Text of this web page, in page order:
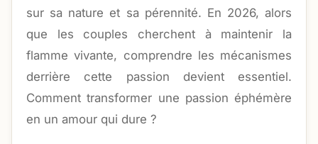
sur sa nature et sa pérennité. En 2026, alors
que les couples cherchent à maintenir la
flamme vivante, comprendre les mécanismes
derrière cette passion devient essentiel.
Comment transformer une passion éphémère
en un amour qui dure ?